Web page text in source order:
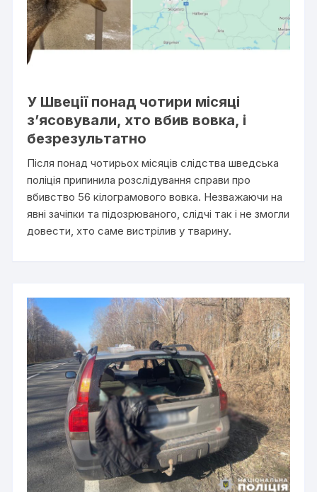
У Швеції понад чотири місяці
з’ясовували, хто вбив вовка, і
безрезультатно
Після понад чотирьох місяців слідства шведська
поліція припинила розслідування справи про
вбивство 56 кілограмового вовка. Незважаючи на
явні зачіпки та підозрюваного, слідчі так і не змогли
довести, хто саме вистрілив у тварину.